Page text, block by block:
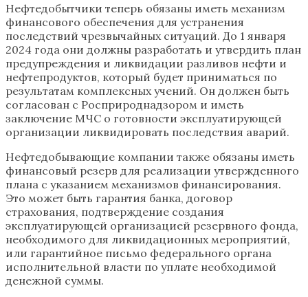
Нефтедобытчики теперь обязаны иметь механизм
финансового обеспечения для устранения
последствий чрезвычайных ситуаций. До 1 января
2024 года они должны разработать и утвердить план
предупреждения и ликвидации разливов нефти и
нефтепродуктов, который будет приниматься по
результатам комплексных учений. Он должен быть
согласован с Росприроднадзором и иметь
заключение МЧС о готовности эксплуатирующей
организации ликвидировать последствия аварий.
Нефтедобывающие компании также обязаны иметь
финансовый резерв для реализации утвержденного
плана с указанием механизмов финансирования.
Это может быть гарантия банка, договор
страхования, подтверждение создания
эксплуатирующей организацией резервного фонда,
необходимого для ликвидационных мероприятий,
или гарантийное письмо федерального органа
исполнительной власти по уплате необходимой
денежной суммы.